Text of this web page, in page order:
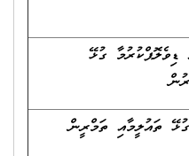
ގުޅޭ
ތައުލީމާއި ތަމްރީން